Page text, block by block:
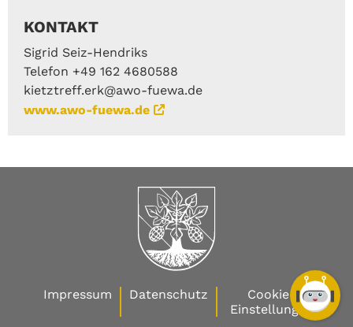
KONTAKT
Sigrid Seiz-Hendriks
Telefon +49 162 4680588
kietztreff.erk@awo-fuewa.de
www.awo-fuewa.de
Impressum Datenschutz
Cookie-
Einstellungen